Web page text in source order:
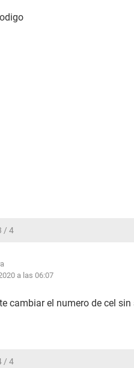
/ 4
a las 06:07
cambiar el numero de cel
/ 4